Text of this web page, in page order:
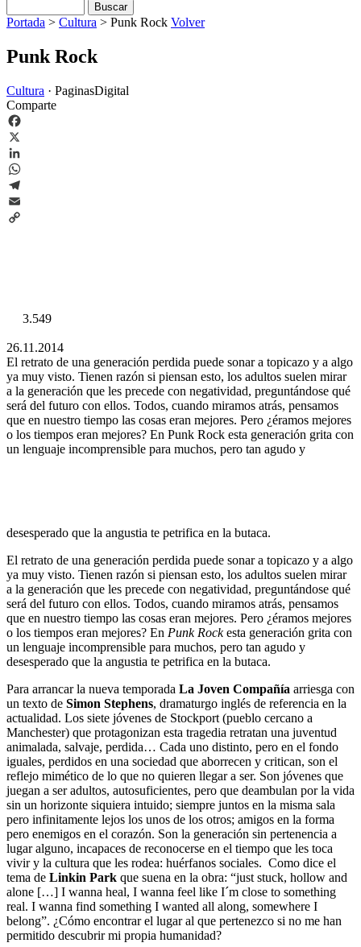
Portada > Cultura > Punk Rock Volver
Punk Rock
Cultura · PaginasDigital
Comparte
Facebook
X
LinkedIn
WhatsApp
Telegram
Email
3.549
26.11.2014
El retrato de una generación perdida puede sonar a topicazo y a algo
ya muy visto. Tienen razón si piensan esto, los adultos suelen mirar
a la generación que les precede con negatividad, preguntándose qué
será del futuro con ellos. Todos, cuando miramos atrás, pensamos
que en nuestro tiempo las cosas eran mejores. Pero ¿éramos mejores
o los tiempos eran mejores? En Punk Rock esta generación grita con
un lenguaje incomprensible para muchos, pero tan agudo y
desesperado que la angustia te petrifica en la butaca.
El retrato de una generación perdida puede sonar a topicazo y a algo
ya muy visto. Tienen razón si piensan esto, los adultos suelen mirar
a la generación que les precede con negatividad, preguntándose qué
será del futuro con ellos. Todos, cuando miramos atrás, pensamos
que en nuestro tiempo las cosas eran mejores. Pero ¿éramos mejores
o los tiempos eran mejores? En Punk Rockesta generación grita con
un lenguaje incomprensible para muchos, pero tan agudo y
desesperado que la angustia te petrifica en la butaca.
Para arrancar la nueva temporada La Joven Compañía arriesga con
un texto de Simon Stephens, dramaturgo inglés de referencia en la
actualidad. Los siete jóvenes de Stockport (pueblo cercano a
Manchester) que protagonizan esta tragedia retratan una juventud
animalada, salvaje, perdida… Cada uno distinto, pero en el fondo
iguales, perdidos en una sociedad que aborrecen y critican, son el
reflejo mimético de lo que no quieren llegar a ser. Son jóvenes que
juegan a ser adultos, autosuficientes, pero que deambulan por la vida
sin un horizonte siquiera intuido; siempre juntos en la misma sala
pero infinitamente lejos los unos de los otros; amigos en la forma
pero enemigos en el corazón. Son la generación sin pertenencia a
lugar alguno, incapaces de reconocerse en el tiempo que les toca
vivir y la cultura que les rodea: huérfanos sociales. Como dice el
tema de Linkin Park que suena en la obra: “just stuck, hollow and
alone […] I wanna heal, I wanna feel like I´m close to something
real. I wanna find something I wanted all along, somewhere I
belong”. ¿Cómo encontrar el lugar al que pertenezco si no me han
permitido descubrir mi propia humanidad?